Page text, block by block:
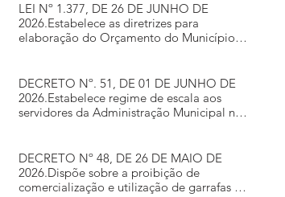
LEI Nº 1.377, DE 26 DE JUNHO DE
2026.Estabelece as diretrizes para
elaboração do Orçamento do Município
DECRETO Nº. 51, DE 01 DE JUNHO DE
2026.Estabelece regime de escala aos
servidores da Administração Municipal nos
DECRETO Nº 48, DE 26 DE MAIO DE
2026.Dispõe sobre a proibição de
comercialização e utilização de garrafas de